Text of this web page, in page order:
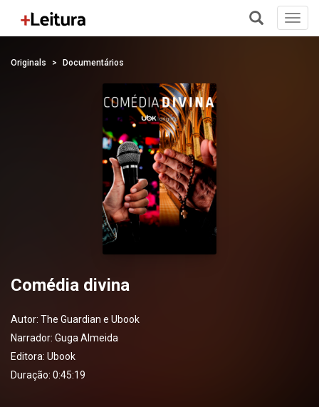
Originals Documentários
Comédia divina
Autor: The Guardian e Ubook
Narrador: Guga Almeida
Editora: Ubook
Duração: 0:45:19